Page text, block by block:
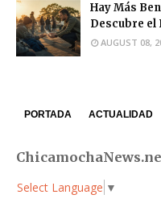
Hay Más
Descubre el
AUGUST 08,
PORTADA ACTUALIDAD
Select Language ▼